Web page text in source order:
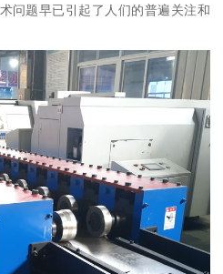
问题早已引起了人们的普遍关注和